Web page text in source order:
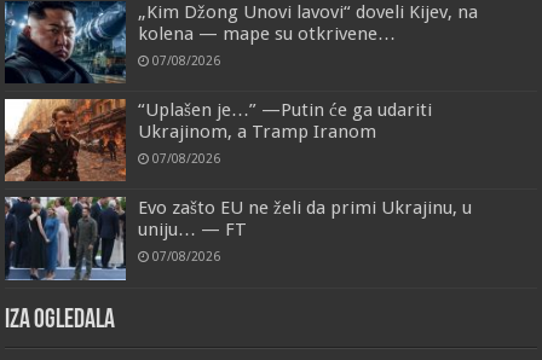
„Kim Džong Unovi lavovi“ doveli Kijev, na
kolena — mape su otkrivene…
07/08/2026
“Uplašen je…” —Putin će ga udariti
Ukrajinom, a Tramp Iranom
07/08/2026
Evo zašto EU ne želi da primi Ukrajinu, u
uniju… — FT
07/08/2026
IZA OGLEDALA